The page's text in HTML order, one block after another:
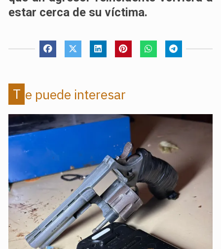
estar cerca de su víctima.
Te puede interesar